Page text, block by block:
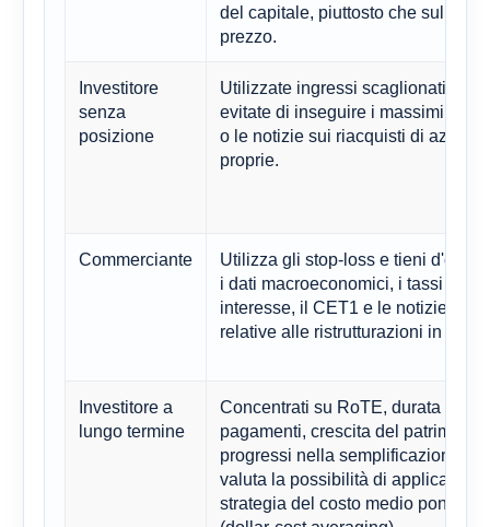
del capitale, piuttosto che sul solo
prezzo.
Investitore
senza
posizione
Utilizzate ingressi scaglionati ed
evitate di inseguire i massimi
o le notizie sui riacquisti di azioni
proprie.
Commerciante
Utilizza gli stop-loss e tieni
i dati macroeconomici, i tassi di
interesse, il CET1 e le notizie
relative alle ristrutturazioni in Asia.
Investitore a
lungo termine
Concentrati su RoTE, durata dei
pagamenti, crescita del patrimonio
progressi nella semplificazione;
valuta la possibilità di applicare la
strategia del costo medio